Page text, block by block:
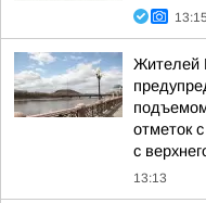
13:15
Жителей
отметок
с
13:13